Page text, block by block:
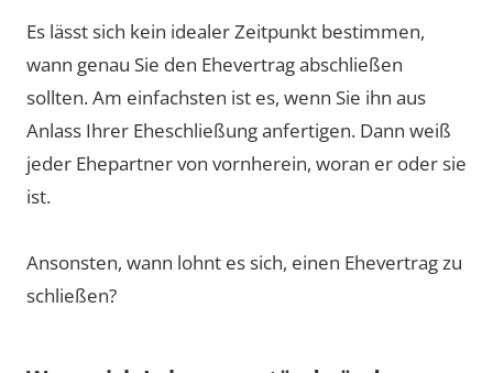
Es lässt sich kein idealer Zeitpunkt bestimmen,
wann genau Sie den Ehevertrag abschließen
sollten. Am einfachsten ist es, wenn Sie ihn aus
Anlass Ihrer Eheschließung anfertigen. Dann weiß
jeder Ehepartner von vornherein, woran er oder sie
ist.
Ansonsten, wann lohnt es sich, einen Ehevertrag zu
schließen?